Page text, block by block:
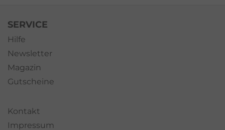
SERVICE
Hilfe
Newsletter
Magazin
Gutscheine
Kontakt
Impressum